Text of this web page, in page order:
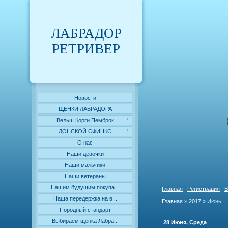
ЛАБРАДОР
РЕТРИВЕР
Новости
ЩЕНКИ ЛАБРАДОРА
Вельш Корги Пемброк
ДОНСКОЙ СФИНКС
О нас
Наши девочки
Наши мальчики
Наши ветераны
Нашим будущим покупа...
Наша передержка на в...
Породный стандарт
Выбираем щенка Лабра...
Главная | Регистрация |
Главная » 2017 » Июнь
28 Июня, Среда